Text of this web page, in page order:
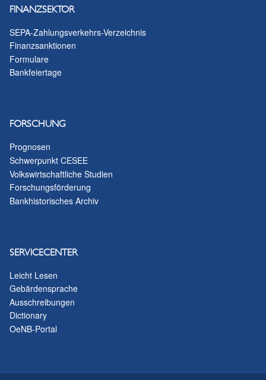
FINANZSEKTOR
SEPA-Zahlungsverkehrs-Verzeichnis
Finanzsanktionen
Formulare
Bankfeiertage
FORSCHUNG
Prognosen
Schwerpunkt CESEE
Volkswirtschaftliche Studien
Forschungsförderung
Bankhistorisches Archiv
SERVICECENTER
Leicht Lesen
Gebärdensprache
Ausschreibungen
Dictionary
OeNB-Portal